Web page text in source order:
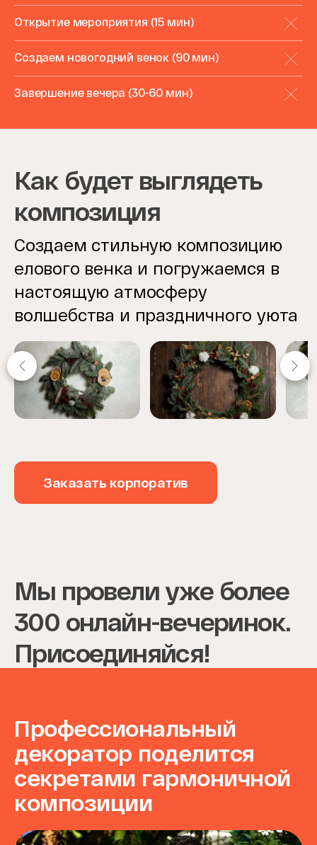
Открытие мероприятия (15 мин)
Создаем новогодний венок (90 мин)
Завершение вечера (30-60 мин)
Как будет выглядеть
композиция
Создаем стильную композицию
елового венка и погружаемся в
настоящую атмосферу
волшебства и праздничного уюта
4
Заказать корпоратив
Мы провели уже более
300 онлайн-вечеринок.
Присоединяйся!
Профессиональный
декоратор поделится
секретами гармоничной
композиции